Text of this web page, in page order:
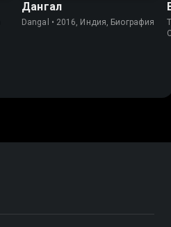
Дангал
Dangal • 2016, Индия, Биография